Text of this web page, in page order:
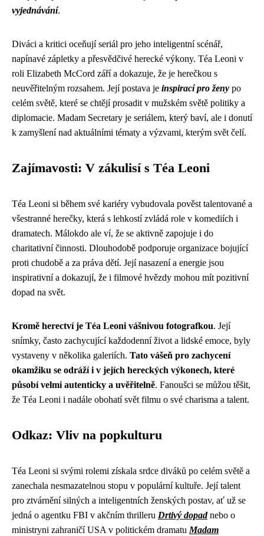
vyjednávání.
Diváci a kritici oceňují seriál pro jeho inteligentní scénář,
napínavé zápletky a přesvědčivé herecké výkony. Téa Leoni v
roli Elizabeth McCord září a dokazuje, že je herečkou s
neuvěřitelným rozsahem. Její postava je inspirací pro ženy po
celém světě, které se chtějí prosadit v mužském světě politiky a
diplomacie. Madam Secretary je seriálem, který baví, ale i donutí
k zamyšlení nad aktuálními tématy a výzvami, kterým svět čelí.
Zajímavosti: V zákulisí s Téa Leoni
Téa Leoni si během své kariéry vybudovala pověst talentované a
všestranné herečky, která s lehkostí zvládá role v komediích i
dramatech. Málokdo ale ví, že se aktivně zapojuje i do
charitativní činnosti. Dlouhodobě podporuje organizace bojující
proti chudobě a za práva dětí. Její nasazení a energie jsou
inspirativní a dokazují, že i filmové hvězdy mohou mít pozitivní
dopad na svět.
Kromě herectví je Téa Leoni vášnivou fotografkou. Její
snímky, často zachycující každodenní život a lidské emoce, byly
vystaveny v několika galeriích. Tato vášeň pro zachycení
okamžiku se odráží i v jejích hereckých výkonech, které
působí velmi autenticky a uvěřitelně. Fanoušci se můžou těšit,
že Téa Leoni i nadále obohatí svět filmu o své charisma a talent.
Odkaz: Vliv na popkulturu
Téa Leoni si svými rolemi získala srdce diváků po celém světě a
zanechala nesmazatelnou stopu v populární kultuře. Její talent
pro ztvárnění silných a inteligentních ženských postav, ať už se
jedná o agentku FBI v akčním thrilleru Drtivý dopadnebo o
ministryni zahraničí USA v politickém dramatuMadam